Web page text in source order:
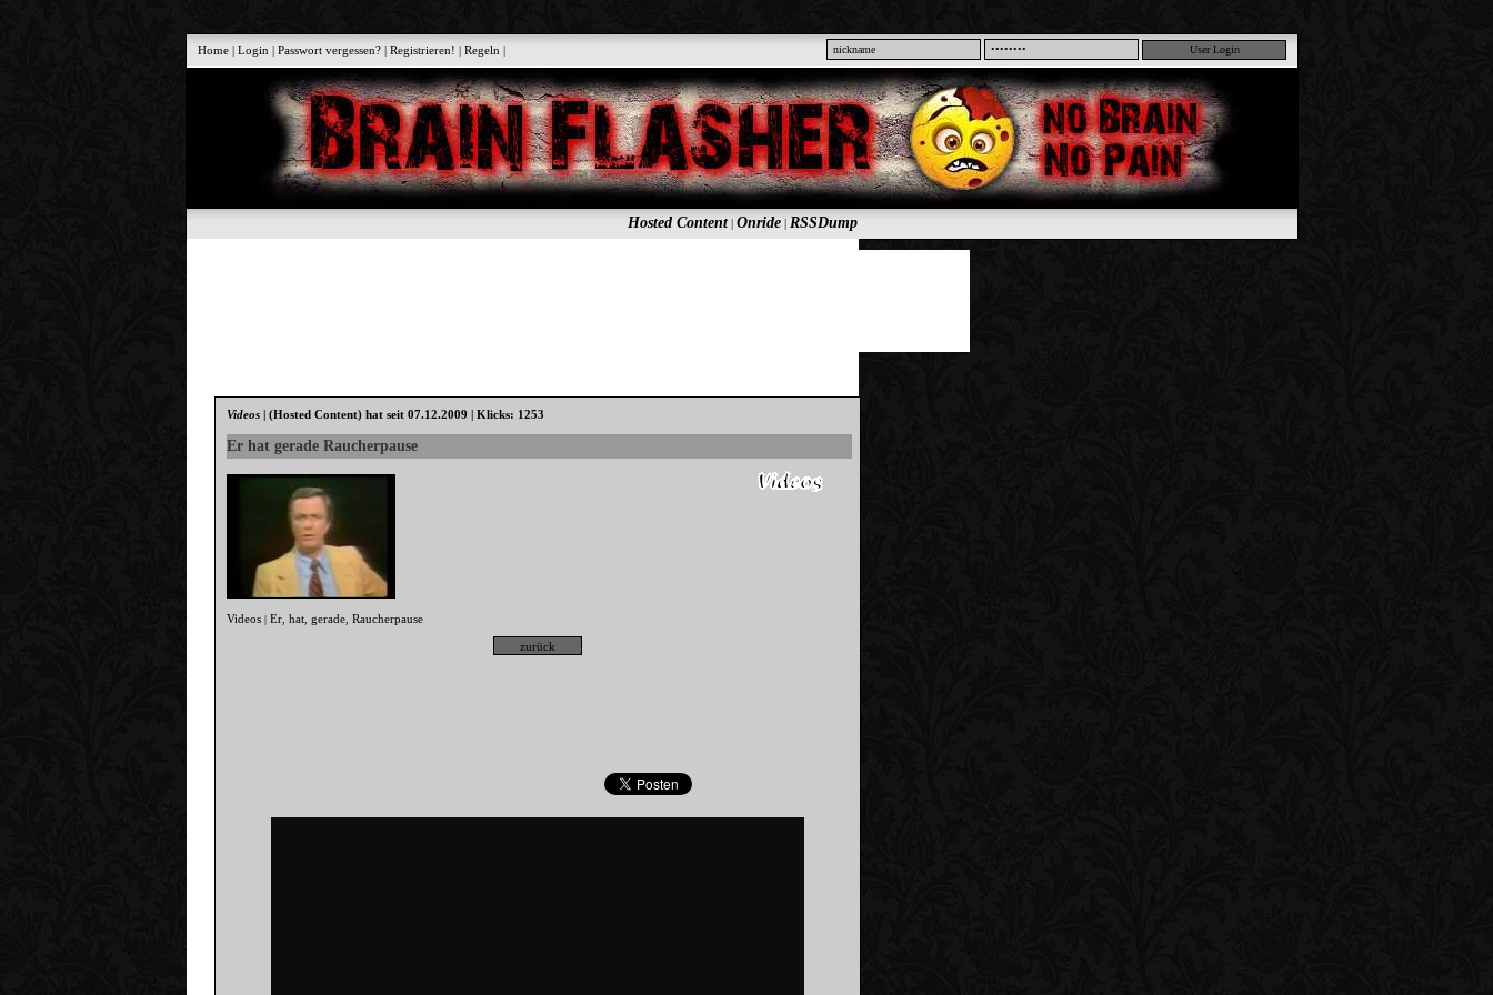
Home |Login |Passwort vergessen? |Registrieren! |Regeln |
Hosted Content| Onride| RSSDump
Videos |(Hosted Content) hat seit 07.12.2009 | Klicks: 1253
Er hat gerade Raucherpause
Videos |Er ,hat ,gerade ,Raucherpause